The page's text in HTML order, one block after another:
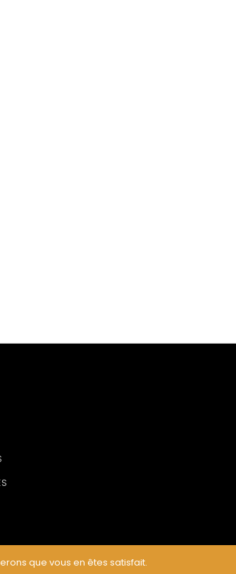
que vous en êtes satisfait.